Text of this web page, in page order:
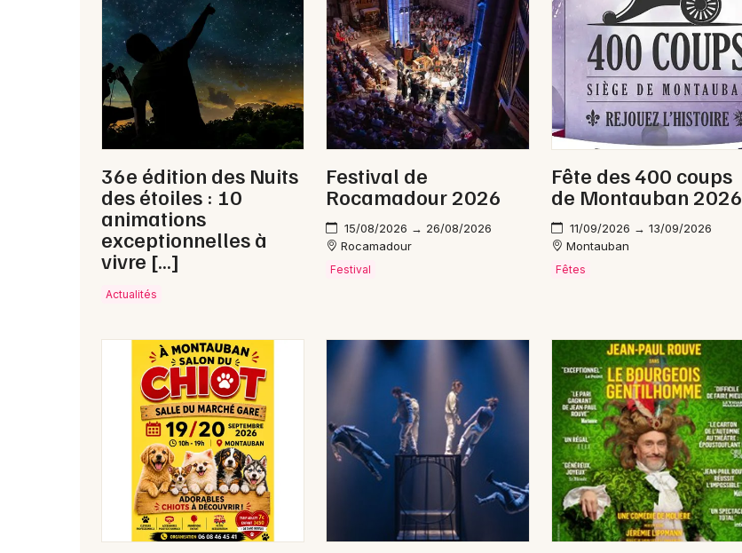
Newsletter des sorties
Artistes en tournée
Actus dans le Lot
Magazine dans le Lot
Choisir mes départements
Je m'abonne
36e édition des Nuits
des étoiles : 10
animations
exceptionnelles à
vivre […]
Actualités
Festival de
Rocamadour 2026
15/08/2026 → 26/08/2026
Rocamadour
Festival
Fête des 400 coups
de Montauban 2026
11/09/2026 → 13/09/2026
Montauban
Fêtes